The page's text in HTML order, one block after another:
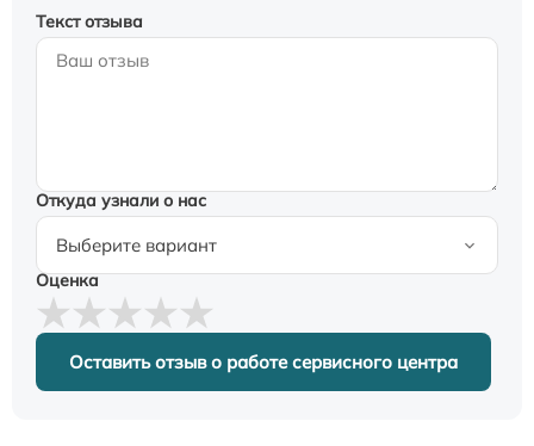
Текст отзыва
Откуда узнали о нас
Оценка
Оставить отзыв о работе сервисного центра